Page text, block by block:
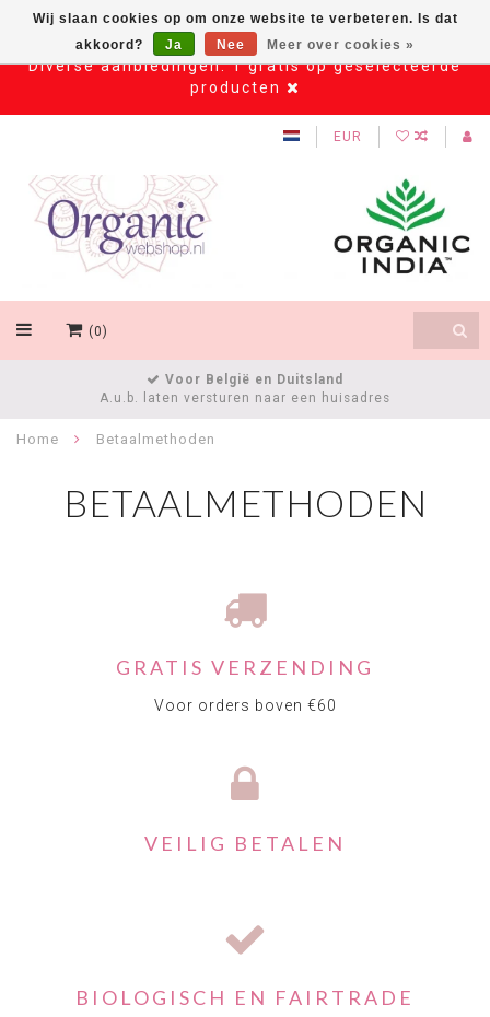
Diverse aanbiedingen: 1 gratis op geselecteerde
producten
EUR
(0)
Voor België en Duitsland
A.u.b. laten versturen naar een huisadres
Home Betaalmethoden
BETAALMETHODEN
Wij slaan cookies op om onze website te verbeteren. Is dat
akkoord?
Ja Nee Meer over cookies »
GRATIS VERZENDING
Voor orders boven €60
VEILIG BETALEN
BIOLOGISCH EN FAIRTRADE